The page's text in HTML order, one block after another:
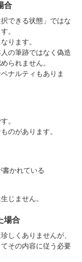
合
できる状態」ではな
。
ります。
の筆跡ではなく偽造
られません。
ナルティもありま
。
のがあります。
かれている
じません。
場合
しくありませんが、
その内容に従う必要